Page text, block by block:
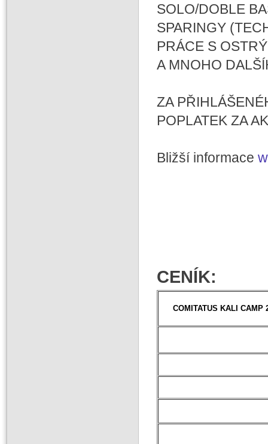
SOLO/DOBLE
SPARINGY
PRÁCE S
A MNOHO
ZA
POPLATEK ZA
Bližší informace
CENÍK:
COMITATUS KALI CAMP